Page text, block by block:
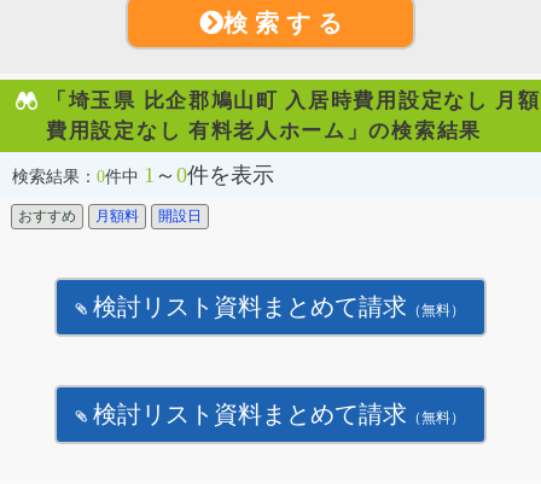
検 索 す る
「埼玉県 比企郡鳩山町 入居時費用設定なし 月額
費用設定なし 有料老人ホーム」の検索結果
検索結果： 0件中 1 ～ 0件を表示
おすすめ 月額料 開設日
検討リスト資料まとめて請求 （無料）
検討リスト資料まとめて請求 （無料）